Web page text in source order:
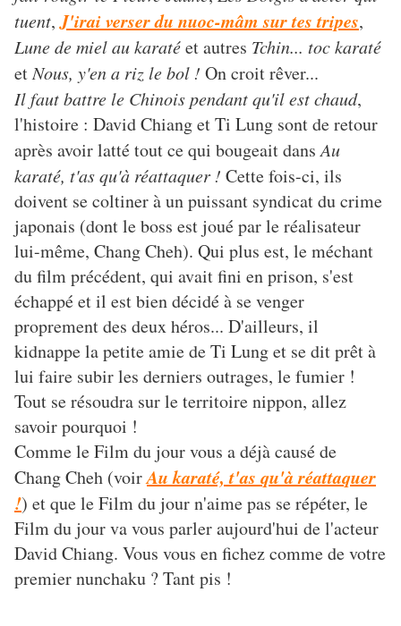
tuent,J'irai verser du nuoc-mâm sur tes tripes,
Lune de miel au karatéet autres Tchin... toc karaté
etNous, y'en a riz le bol ! On croit rêver...
Il faut battre le Chinois pendant qu'il est chaud,
l'histoire : David Chiang et Ti Lung sont de retour
après avoir latté tout ce qui bougeait dansAu
karaté, t'as qu'à réattaquer ! Cette fois-ci, ils
doivent se coltiner à un puissant syndicat du crime
japonais (dont le boss est joué par le réalisateur
lui-même, Chang Cheh). Qui plus est, le méchant
du film précédent, qui avait fini en prison, s'est
échappé et il est bien décidé à se venger
proprement des deux héros... D'ailleurs, il
kidnappe la petite amie de Ti Lung et se dit prêt à
lui faire subir les derniers outrages, le fumier !
Tout se résoudra sur le territoire nippon, allez
savoir pourquoi !
Comme le Film du jour vous a déjà causé de
Chang Cheh (voirAu karaté, t'as qu'à réattaquer
!) et que le Film du jour n'aime pas se répéter, le
Film du jour va vous parler aujourd'hui de l'acteur
David Chiang. Vous vous en fichez comme de votre
premier nunchaku ? Tant pis !